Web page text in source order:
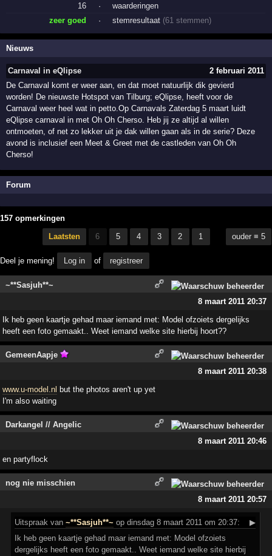
16
·
waarderingen
zeer goed
· stemresultaat (61 stemmen)
Nieuws
Carnaval in eQlipse
2 februari 2011
De Carnaval komt er weer aan, en dat moet natuurlijk dik gevierd
worden! De nieuwste Hotspot van Tilburg; eQlipse, heeft voor de
Carnaval weer heel wat in petto.Op Carnavals Zaterdag 5 maart luidt
eQlipse carnaval in met Oh Oh Cherso. Heb jij ze altijd al willen
ontmoeten, of net zo lekker uit je dak willen gaan als in de serie? Deze
avond is inclusief een Meet & Greet met de castleden van Oh Oh
Cherso!
Forum
157 opmerkingen
Laatsten 6 5 4 3 2 1 ouder ≡ 5
Deel je mening! Log in of registreer
~**Sasjuh**~
8 maart 2011 20:37
Ik heb geen kaartje gehad maar iemand met: Model ofzoiets dergelijks
heeft een foto gemaakt.. Weet iemand welke site hierbij hoort??
GemeenAapje
8 maart 2011 20:38
www.u-model.nl but the photos aren't up yet
I'm also waiting
Darkangel // Angelic
8 maart 2011 20:46
en partyflock
nog nie misschien
8 maart 2011 20:57
Uitspraak van~**Sasjuh**~ op dinsdag 8 maart 2011 om 20:37:
▶
Ik heb geen kaartje gehad maar iemand met: Model ofzoiets
dergelijks heeft een foto gemaakt.. Weet iemand welke site hierbij